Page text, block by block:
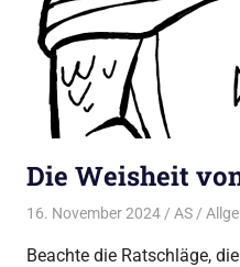
Die Weisheit
16. November 2024 AS
Beachte die Ratschläge,